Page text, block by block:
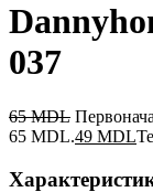
037
65MDL
65 MDL.49 MDL